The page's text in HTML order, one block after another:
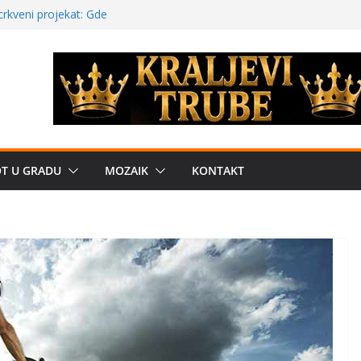
projekat: Gde
i sekularne
traženije Španija,
mira dočekao
U GRADU MOZAIK KONTAKT